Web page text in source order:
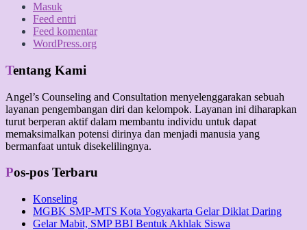
Masuk
Feed entri
Feed komentar
WordPress.org
Tentang Kami
Angel’s Counseling and Consultation menyelenggarakan sebuah
layanan pengembangan diri dan kelompok. Layanan ini diharapkan
turut berperan aktif dalam membantu individu untuk dapat
memaksimalkan potensi dirinya dan menjadi manusia yang
bermanfaat untuk disekelilingnya.
Pos-pos Terbaru
Konseling
MGBK SMP-MTS Kota Yogyakarta Gelar Diklat Daring
Gelar Mabit, SMP BBI Bentuk Akhlak Siswa